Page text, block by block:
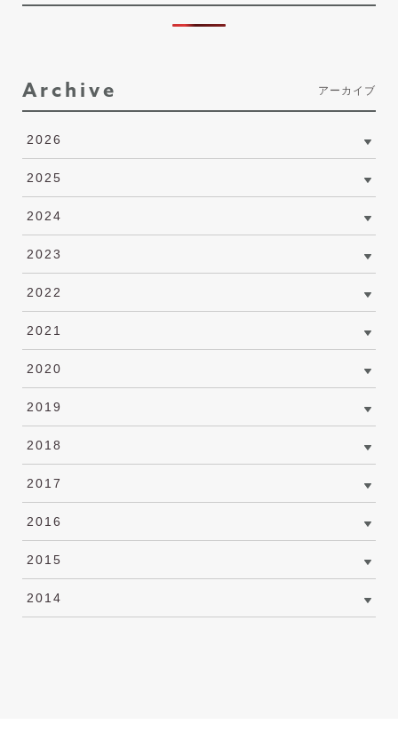
Archive アーカイブ
2026
2025
2024
2023
2022
2021
2020
2019
2018
2017
2016
2015
2014